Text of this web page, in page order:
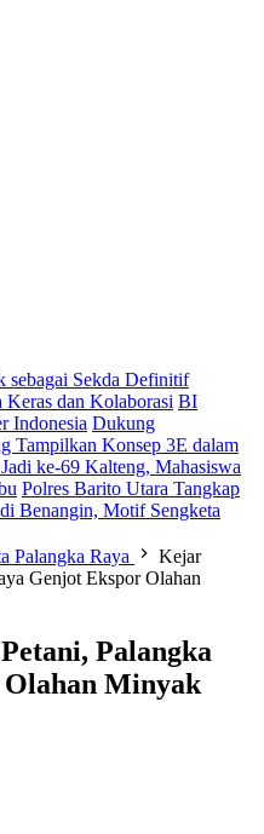
sebagai Sekda Definitif
dan Kolaborasi BI
Indonesia Dukung
Tampilkan Konsep 3E dalam
ke-69 Kalteng, Mahasiswa
Polres Barito Utara Tangkap
Benangin, Motif Sengketa
Palangka Raya
Kejar
Genjot Ekspor Olahan
Palangka
Minyak